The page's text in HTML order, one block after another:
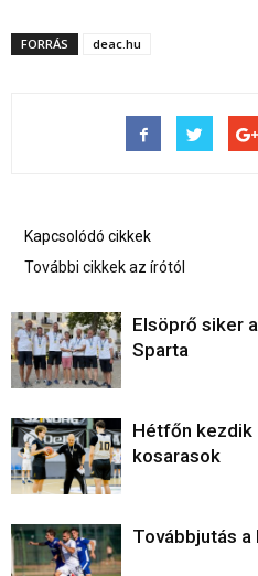
FORRÁS deac.hu
Kapcsolódó cikkek
További cikkek az írótól
Elsöprő siker
Sparta
Hétfőn kezdik
kosarasok
Továbbjutás a